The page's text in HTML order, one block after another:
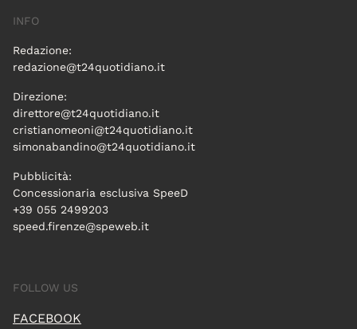
INFO
Redazione:
redazione@t24quotidiano.it
Direzione:
direttore@t24quotidiano.it
cristianomeoni@t24quotidiano.it
simonabandino@t24quotidiano.it
Pubblicità:
Concessionaria esclusiva SpeeD
+39 055 2499203
speed.firenze@speweb.it
FOLLOW US
FACEBOOK